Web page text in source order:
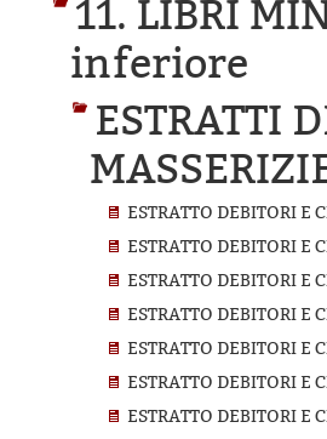
11. LIBRI
inferiore
ESTRATTI
ESTRATTO DEBITORI E
ESTRATTO DEBITORI E
ESTRATTO DEBITORI E
ESTRATTO DEBITORI E
ESTRATTO DEBITORI E
ESTRATTO DEBITORI E
ESTRATTO DEBITORI E